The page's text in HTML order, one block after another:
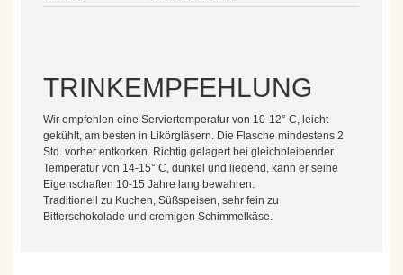
TRINKEMPFEHLUNG
Wir empfehlen eine Serviertemperatur von 10-12° C, leicht
gekühlt, am besten in Likörgläsern. Die Flasche mindestens 2
Std. vorher entkorken. Richtig gelagert bei gleichbleibender
Temperatur von 14-15° C, dunkel und liegend, kann er seine
Eigenschaften 10-15 Jahre lang bewahren.
Traditionell zu Kuchen, Süßspeisen, sehr fein zu
Bitterschokolade und cremigen Schimmelkäse.